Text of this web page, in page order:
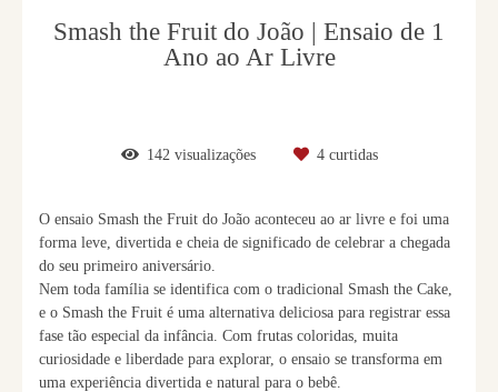
Smash the Fruit do João | Ensaio de 1
Ano ao Ar Livre
142 visualizações 4curtidas
O ensaio Smash the Fruit do João aconteceu ao ar livre e foi uma
forma leve, divertida e cheia de significado de celebrar a chegada
do seu primeiro aniversário.
Nem toda família se identifica com o tradicional Smash the Cake,
e o Smash the Fruit é uma alternativa deliciosa para registrar essa
fase tão especial da infância. Com frutas coloridas, muita
curiosidade e liberdade para explorar, o ensaio se transforma em
uma experiência divertida e natural para o bebê.